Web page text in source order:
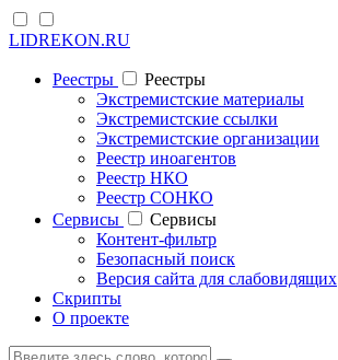
LIDREKON.RU
Реестры
Реестры
Экстремистские материалы
Экстремистские ссылки
Экстремистские организации
Реестр иноагентов
Реестр НКО
Реестр СОНКО
Cервисы
Cервисы
Контент-фильтр
Безопасный поиск
Версия сайта для слабовидящих
Скрипты
О проекте